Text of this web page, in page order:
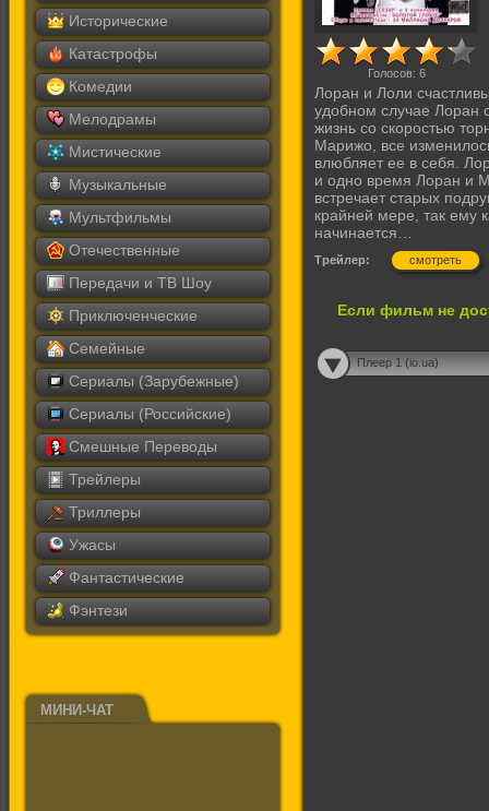
Исторические
Катастрофы
Комедии
Мелодрамы
Мистические
Музыкальные
Мультфильмы
Отечественные
Передачи и ТВ Шоу
Приключенческие
Семейные
Сериалы (Зарубежные)
Сериалы (Российские)
Смешные Переводы
Трейлеры
Триллеры
Ужасы
Фантастические
Фэнтези
МИНИ-ЧАТ
Голосов: 6
Лоран и Лоли
удобном случае Лоран
жизнь со скоростью
Марижо, все
влюбляет ее в себя.
и одно время Лоран и
встречает старых
крайней мере, так ему
начинается…
Трейлер: смотреть
Если фильм не
Плеер 1 (io.ua)